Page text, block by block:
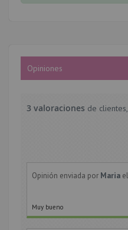
Opiniones
3 valoraciones de
Opinión enviada por Maria
Muy bueno